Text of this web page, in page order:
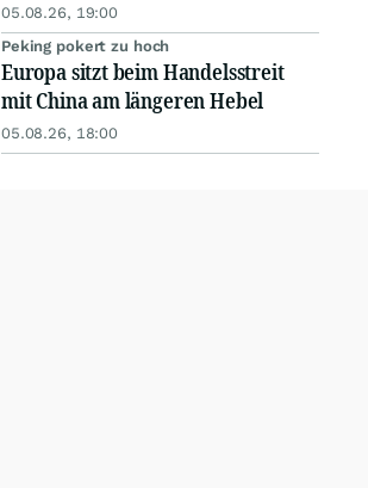
05.08.26, 19:00
Peking pokert zu hoch
Europa sitzt beim Handelsstreit
mit China am längeren Hebel
05.08.26, 18:00